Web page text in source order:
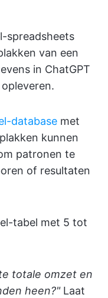
spreadsheets
van een
in ChatGPT
database met
kunnen
patronen te
of resultaten
tabel met 5 tot
totale omzet en
heen?"Laat